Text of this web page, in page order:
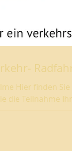
Hier finden
können Sie die Teilnahme